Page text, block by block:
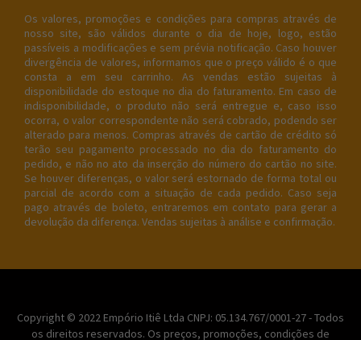
Os valores, promoções e condições para compras através de
nosso site, são válidos durante o dia de hoje, logo, estão
passíveis a modificações e sem prévia notificação. Caso houver
divergência de valores, informamos que o preço válido é o que
consta a em seu carrinho. As vendas estão sujeitas à
disponibilidade do estoque no dia do faturamento. Em caso de
indisponibilidade, o produto não será entregue e, caso isso
ocorra, o valor correspondente não será cobrado, podendo ser
alterado para menos. Compras através de cartão de crédito só
terão seu pagamento processado no dia do faturamento do
pedido, e não no ato da inserção do número do cartão no site.
Se houver diferenças, o valor será estornado de forma total ou
parcial de acordo com a situação de cada pedido. Caso seja
pago através de boleto, entraremos em contato para gerar a
devolução da diferença. Vendas sujeitas à análise e confirmação.
Copyright © 2022 Empório Itiê Ltda CNPJ: 05.134.767/0001-27 - Todos
os direitos reservados. Os preços, promoções, condições de